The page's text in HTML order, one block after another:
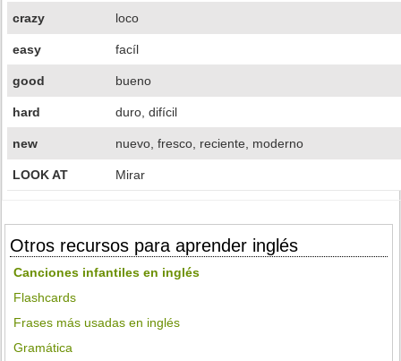
crazy loco
easy facíl
good bueno
hard duro, difícil
new nuevo, fresco, reciente, moderno
LOOK AT Mirar
Otros recursos para aprender inglés
Canciones infantiles en inglés
Flashcards
Frases más usadas en inglés
Gramática